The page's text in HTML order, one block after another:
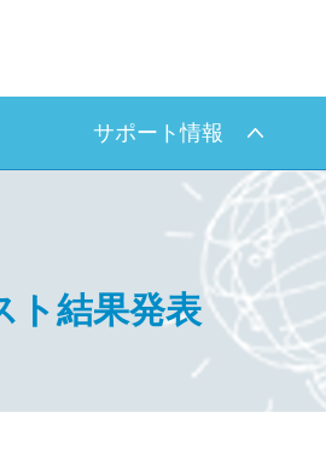
サポート情報
ト結果発表